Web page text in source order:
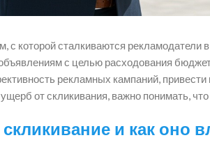
с которой сталкиваются рекламодатели
с целью расходования
рекламных кампаний,
от скликивания, важно понимать,
скликивание и как оно